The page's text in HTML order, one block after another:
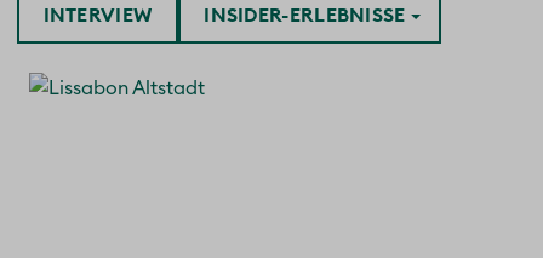
INSIDER-ERLEBNISSE
INTERVIEW